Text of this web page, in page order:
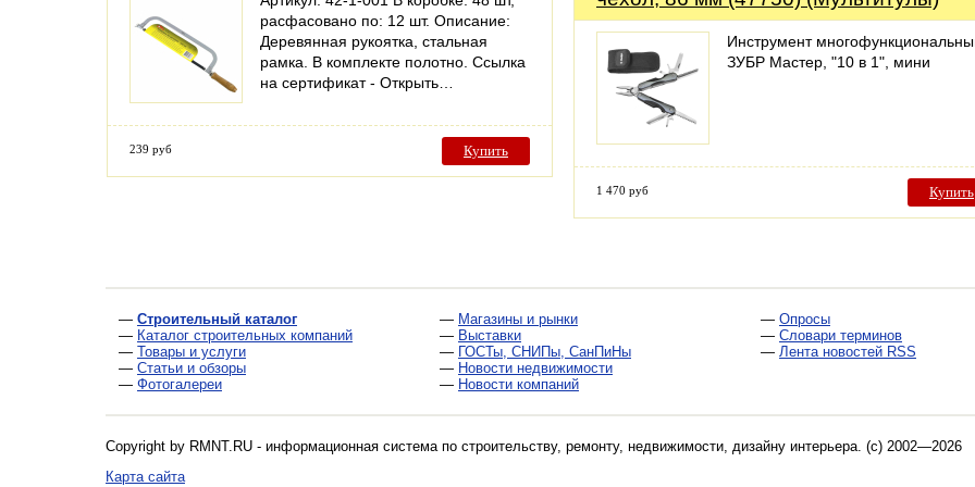
расфасовано по: 12 шт. Описание:
Деревянная рукоятка, стальная
рамка. В комплекте полотно. Ссылка
на сертификат - Открыть…
239 руб Купить
Инструмент
ЗУБР Мастер, "10 в 1", мини
1 470 руб Купить
— Строительный каталог
— Каталог строительных компаний
— Товары и услуги
— Статьи и обзоры
— Фотогалереи
— Магазины и рынки
— Выставки
— ГОСТы, СНИПы, СанПиНы
— Новости недвижимости
— Новости компаний
— Опросы
— Словари терминов
— Лента новостей RSS
Copyright by RMNT.RU - информационная система по строительству, ремонту, недвижимости, дизайну интерьера. (c) 2002—2026
Карта сайта